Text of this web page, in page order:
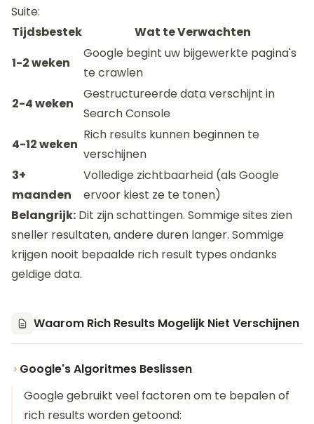
Suite:
Tijdsbestek
Wat te Verwachten
1-2 weken
Google begint uw bijgewerkte pagina's
te crawlen
2-4 weken
Gestructureerde data verschijnt in
Search Console
4-12 weken
Rich results kunnen beginnen te
verschijnen
3+
maanden
Volledige zichtbaarheid (als Google
ervoor kiest ze te tonen)
Belangrijk: Dit zijn schattingen. Sommige sites zien
sneller resultaten, andere duren langer. Sommige
krijgen nooit bepaalde rich result types ondanks
geldige data.
Waarom Rich Results Mogelijk Niet Verschijnen
Google's Algoritmes Beslissen
Google gebruikt veel factoren om te bepalen of
rich results worden getoond: